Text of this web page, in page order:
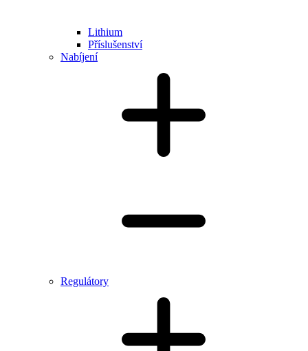
Lithium
Příslušenství
Nabíjení
Regulátory